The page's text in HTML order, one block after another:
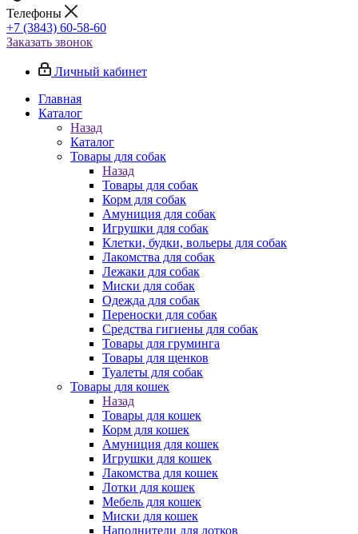
Телефоны
+7 (3843) 60-58-60
Заказать звонок
Личный кабинет
Главная
Каталог
Назад
Каталог
Товары для собак
Назад
Товары для собак
Корм для собак
Амуниция для собак
Игрушки для собак
Клетки, будки, вольеры для собак
Лакомства для собак
Лежаки для собак
Миски для собак
Одежда для собак
Переноски для собак
Средства гигиены для собак
Товары для груминга
Товары для щенков
Туалеты для собак
Товары для кошек
Назад
Товары для кошек
Корм для кошек
Амуниция для кошек
Игрушки для кошек
Лакомства для кошек
Лотки для кошек
Мебель для кошек
Миски для кошек
Наполнители для лотков